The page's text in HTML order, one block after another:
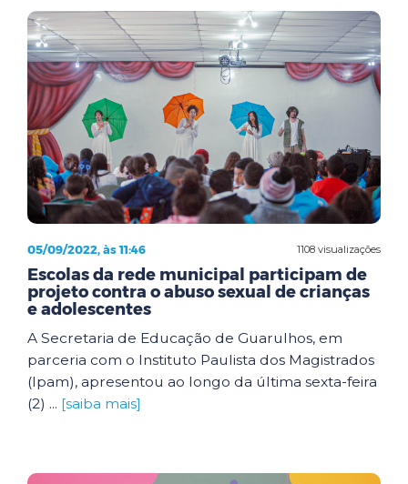
1108 visualizações
05/09/2022, às 11:46
Escolas da rede municipal participam de
projeto contra o abuso sexual de crianças
e adolescentes
A Secretaria de Educação de Guarulhos, em
parceria com o Instituto Paulista dos Magistrados
(Ipam), apresentou ao longo da última sexta-feira
(2) ... [saiba mais]